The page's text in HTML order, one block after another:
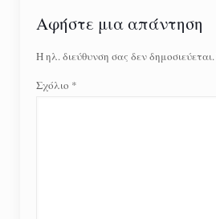
Αφήστε μια απάντηση
Η ηλ. διεύθυνση σας δεν δημοσιεύεται.
Σχόλιο *